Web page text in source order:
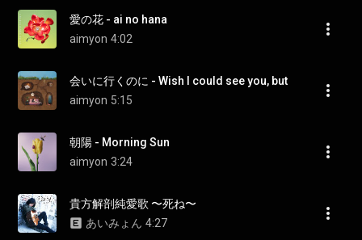
愛の花 - ai no hana
aimyon 4:02
会いに行くのに - Wish I could see you, but
aimyon 5:15
朝陽 - Morning Sun
aimyon 3:24
貴方解剖純愛歌 〜死ね〜
あいみょん 4:27